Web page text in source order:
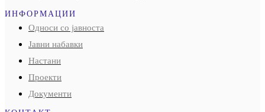
ИНФОРМАЦИИ
Односи со јавноста
Јавни набавки
Настани
Проекти
Документи